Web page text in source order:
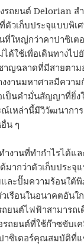
รถยนต์ Delorian ส
ตัวเก็บประจุแบบพิเ
ที่ใหญ่กว่าคาปาซิเต
ด้ใช้เพื่อเดินทางไปยั
าญฉลาดที่มีสายตา
งานมหาศาลมีความ
เป็นคำมั่นสัญญาที่ยิ่ง
เหล่านี้มีวิวัฒนากา
น ๆ
ำงานที่ทำกำไรได้แ
มากว่าตัวเก็บประจุ
ละปั๊มความร้อนใต้
เรือนในอนาคตอันใ
ยนต์ไฟฟ้าสามารถเ
รถยนต์ที่ใช้ก๊าซขับเ
าซิเตอร์คุณสมบัติที่แ